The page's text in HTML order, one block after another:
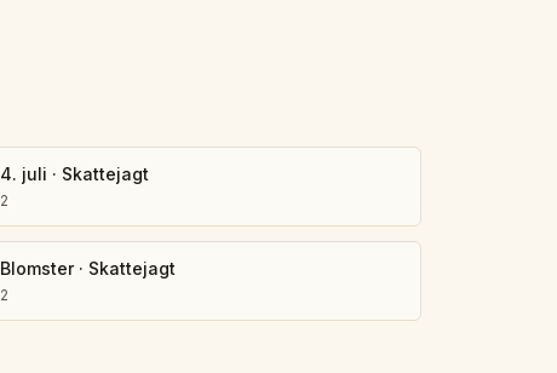
4. juli · Skattejagt
2
Blomster· Skattejagt
2